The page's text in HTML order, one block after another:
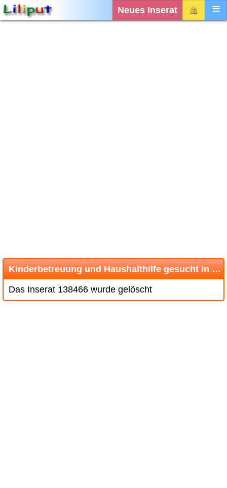
Neues Inserat
Kinderbetreuung und Haushalthilfe gesucht in Romanshorn TG
Das Inserat 138466 wurde gelöscht